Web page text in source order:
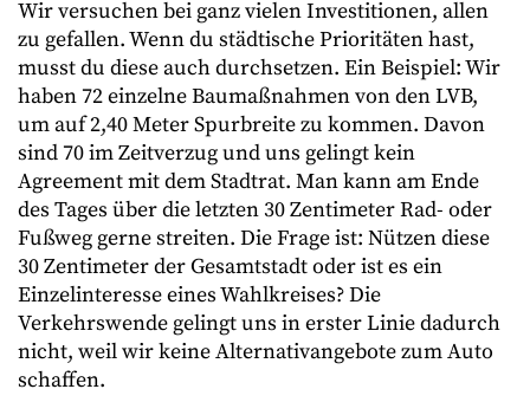
Wir versuchen bei ganz vielen Investitionen, allen
zu gefallen. Wenn du städtische Prioritäten hast,
musst du diese auch durchsetzen. Ein Beispiel: Wir
haben 72 einzelne Baumaßnahmen von den LVB,
um auf 2,40 Meter Spurbreite zu kommen. Davon
sind 70 im Zeitverzug und uns gelingt kein
Agreement mit dem Stadtrat. Man kann am Ende
des Tages über die letzten 30 Zentimeter Rad- oder
Fußweg gerne streiten. Die Frage ist: Nützen diese
30 Zentimeter der Gesamtstadt oder ist es ein
Einzelinteresse eines Wahlkreises? Die
Verkehrswende gelingt uns in erster Linie dadurch
nicht, weil wir keine Alternativangebote zum Auto
schaffen.